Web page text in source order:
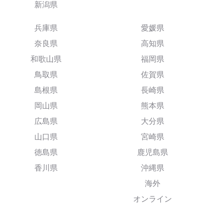
新潟県
兵庫県
奈良県
和歌山県
鳥取県
島根県
岡山県
広島県
山口県
徳島県
香川県
愛媛県
高知県
福岡県
佐賀県
長崎県
熊本県
大分県
宮崎県
鹿児島県
沖縄県
海外
オンライン